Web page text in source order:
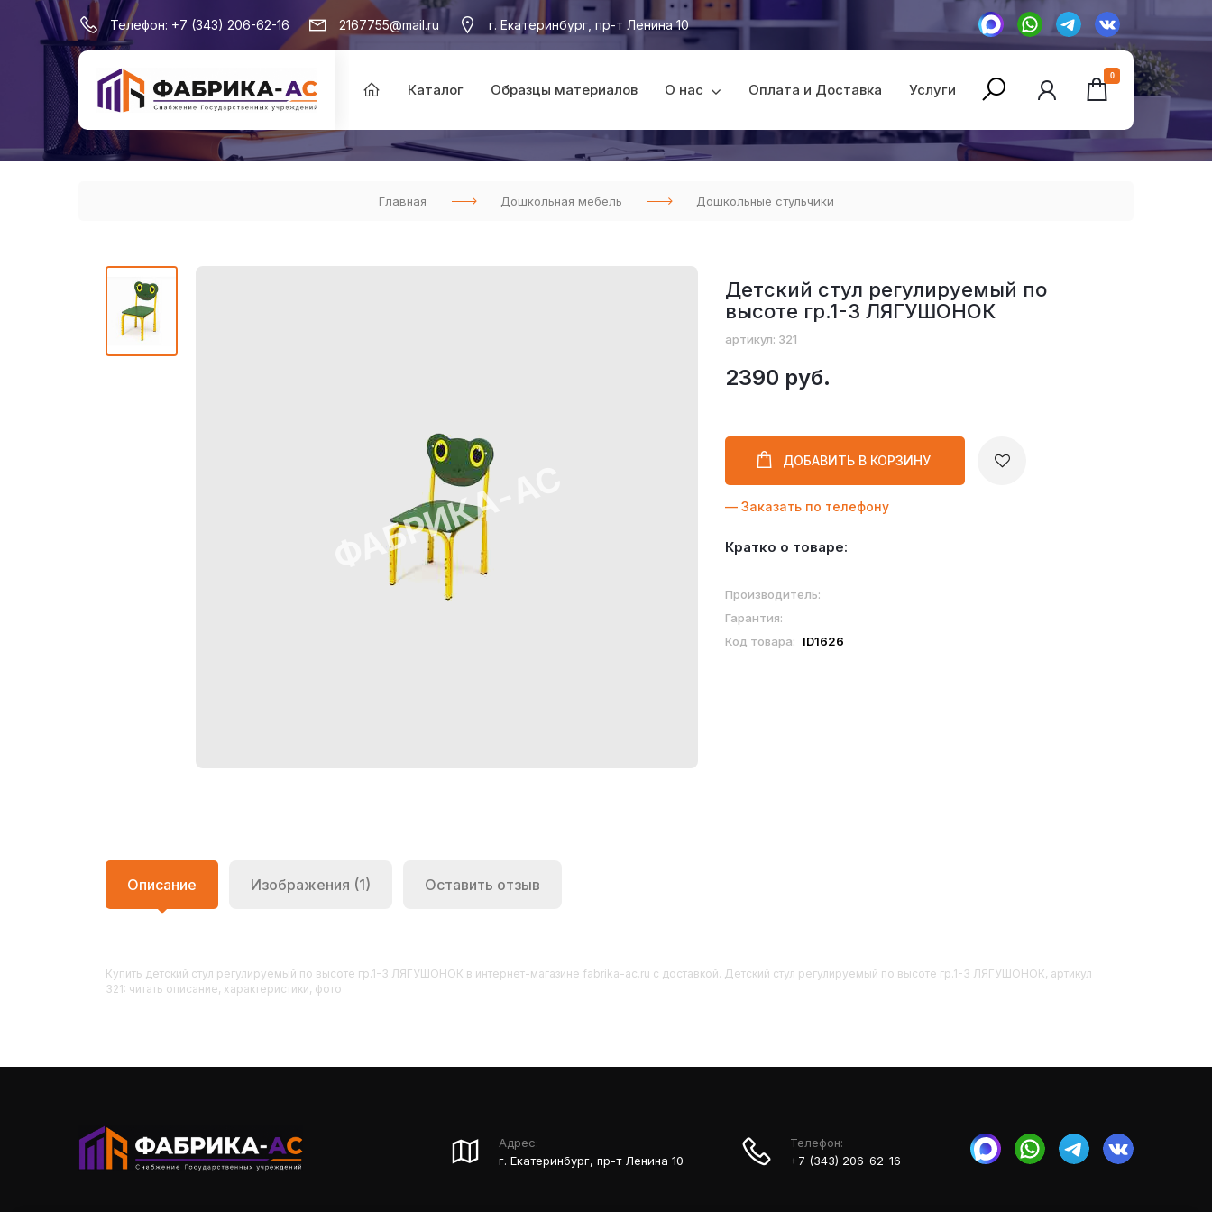
Телефон: +7 (343) 206-62-16 2167755@mail.ru г. Екатеринбург, пр-т Ленина 10
Каталог Образцы материалов О нас Оплата и Доставка Услуги
0
Главная Дошкольная мебель Дошкольные стульчики
Детский стул регулируемый по
высоте гр.1-3 ЛЯГУШОНОК
артикул: 321
2390 руб.
ДОБАВИТЬ В КОРЗИНУ
— Заказать по телефону
Кратко о товаре:
Производитель:
Гарантия:
Код товара:
ID1626
Описание Изображения (1) Оставить отзыв
Купить Детский стул регулируемый по высоте гр.1-3 ЛЯГУШОНОК в интернет-магазине fabrika-ac.ru с доставкой. Детский стул регулируемый по высоте гр.1-3 ЛЯГУШОНОК, артикул
321: читать описание, характеристики, фото
Адрес:
г. Екатеринбург, пр-т Ленина 10
Телефон:
+7 (343) 206-62-16